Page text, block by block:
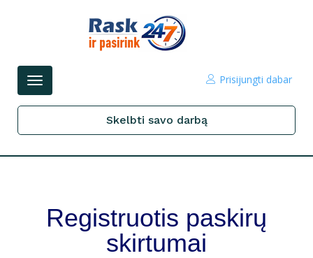
Perjungti
Prisijungti dabar
Skelbti savo darbą
Registruotis paskirų
skirtumai